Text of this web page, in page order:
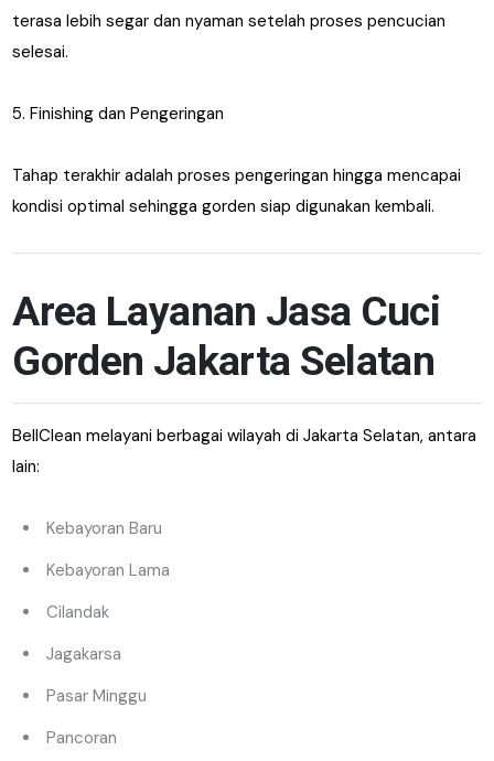
terasa lebih segar dan nyaman setelah proses pencucian
selesai.
5. Finishing dan Pengeringan
Tahap terakhir adalah proses pengeringan hingga mencapai
kondisi optimal sehingga gorden siap digunakan kembali.
Area Layanan Jasa Cuci
Gorden Jakarta Selatan
BellClean melayani berbagai wilayah di Jakarta Selatan, antara
lain:
Kebayoran Baru
Kebayoran Lama
Cilandak
Jagakarsa
Pasar Minggu
Pancoran